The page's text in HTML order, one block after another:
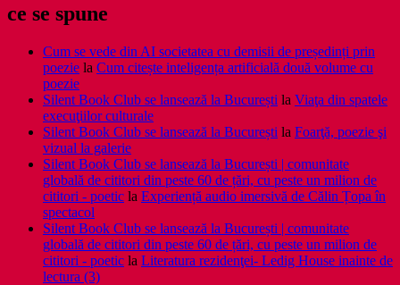
ce se spune
Cum se vede din AI societatea cu demisii de președinți prin
poezie la Cum citește inteligența artificială două volume cu
poezie
Silent Book Club se lansează la București la Viaţa din spatele
execuţiilor culturale
Silent Book Club se lansează la București la Foarţă, poezie şi
vizual la galerie
Silent Book Club se lansează la București | comunitate
globală de cititori din peste 60 de țări, cu peste un milion de
cititori - poetic la Experiență audio imersivă de Călin Țopa în
spectacol
Silent Book Club se lansează la București | comunitate
globală de cititori din peste 60 de țări, cu peste un milion de
cititori - poetic la Literatura rezidenţei- Ledig House inainte de
lectura (3)